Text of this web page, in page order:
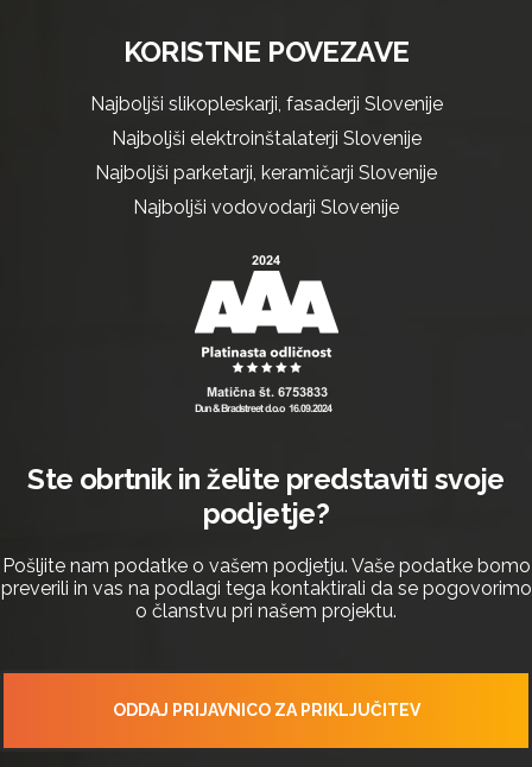
KORISTNE POVEZAVE
Najboljši slikopleskarji, fasaderji Slovenije
Najboljši elektroinštalaterji Slovenije
Najboljši parketarji, keramičarji Slovenije
Najboljši vodovodarji Slovenije
Ste obrtnik in želite predstaviti svoje
podjetje?
Pošljite nam podatke o vašem podjetju. Vaše podatke bomo
preverili in vas na podlagi tega kontaktirali da se pogovorimo
o članstvu pri našem projektu.
ODDAJ PRIJAVNICO ZA PRIKLJUČITEV